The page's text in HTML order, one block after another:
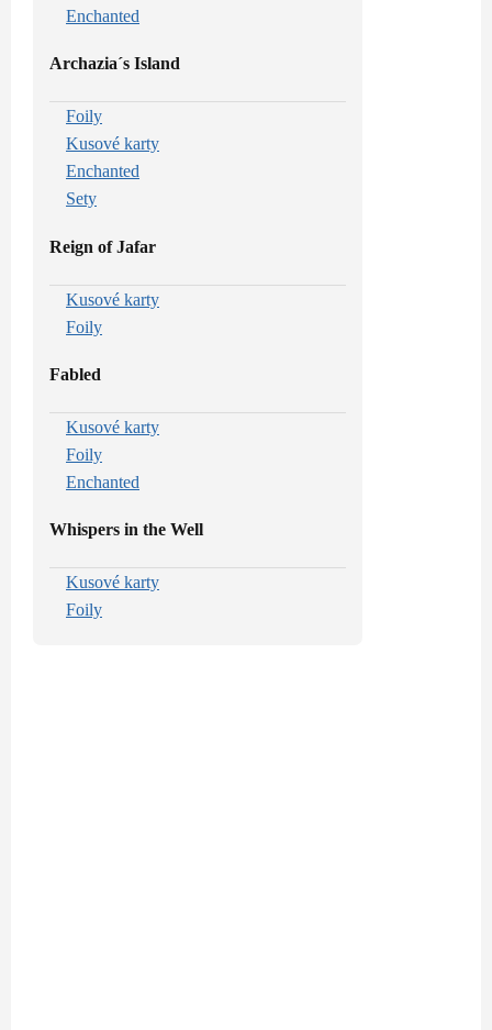
Enchanted
Archazia´s Island
Foily
Kusové karty
Enchanted
Sety
Reign of Jafar
Kusové karty
Foily
Fabled
Kusové karty
Foily
Enchanted
Whispers in the Well
Kusové karty
Foily